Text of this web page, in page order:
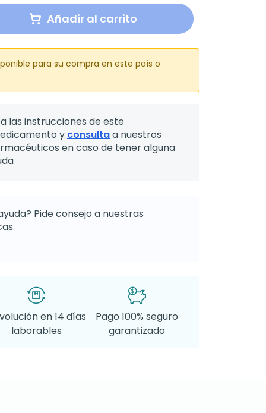
Añadir al carrito
para su compra en este país o
las instrucciones de este
y consultaa nuestros
en caso de tener alguna
Pide consejo a nuestras
en 14 días
laborables
Pago 100% seguro
garantizado